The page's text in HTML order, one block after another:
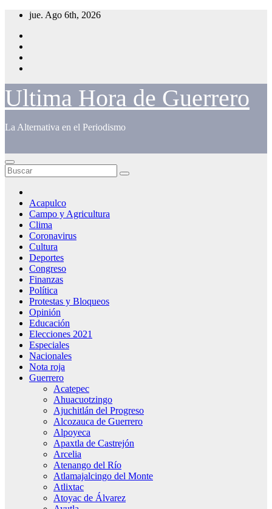
Saltar
contenido
jue. Ago 6th, 2026
Ultima Hora de Guerrero
La Alternativa en el Periodismo
Acapulco
Campo y Agricultura
Clima
Coronavirus
Cultura
Deportes
Congreso
Finanzas
Política
Protestas y Bloqueos
Opinión
Educación
Elecciones 2021
Especiales
Nacionales
Nota roja
Guerrero
Acatepec
Ahuacuotzingo
Ajuchitlán del Progreso
Alcozauca de Guerrero
Alpoyeca
Apaxtla de Castrejón
Arcelia
Atenango del Río
Atlamajalcingo del Monte
Atlixtac
Atoyac de Álvarez